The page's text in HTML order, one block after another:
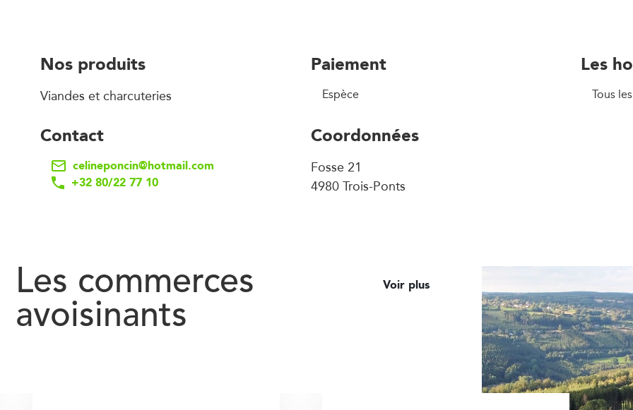
Nos produits
Viandes et charcuteries
Paiement
Espèce
Les
Tous
Contact
celineponcin@hotmail.com
+32 80/22 77 10
Coordonnées
Fosse 21
4980 Trois-Ponts
Les commerces
avoisinants
Voir plus